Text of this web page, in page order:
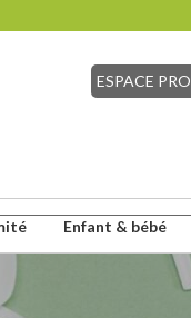
ESPACE PRO
Enfant & bébé